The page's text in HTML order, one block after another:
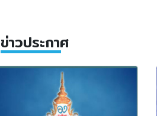
ข่าวประกาศ